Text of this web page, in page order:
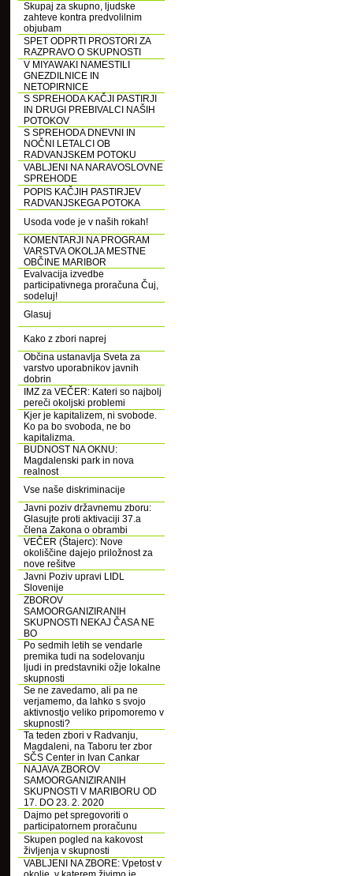
Skupaj za skupno, ljudske
zahteve kontra predvolilnim
objubam
SPET ODPRTI PROSTORI ZA
RAZPRAVO O SKUPNOSTI
V MIYAWAKI NAMESTILI
GNEZDILNICE IN
NETOPIRNICE
S SPREHODA KAČJI PASTIRJI
IN DRUGI PREBIVALCI NAŠIH
POTOKOV
S SPREHODA DNEVNI IN
NOČNI LETALCI OB
RADVANJSKEM POTOKU
VABLJENI NA NARAVOSLOVNE
SPREHODE
POPIS KAČJIH PASTIRJEV
RADVANJSKEGA POTOKA
Usoda vode je v naših rokah!
KOMENTARJI NA PROGRAM
VARSTVA OKOLJA MESTNE
OBČINE MARIBOR
Evalvacija izvedbe
participativnega proračuna Čuj,
sodeluj!
Glasuj
Kako z zbori naprej
Občina ustanavlja Sveta za
varstvo uporabnikov javnih
dobrin
IMZ za VEČER: Kateri so najbolj
pereči okoljski problemi
Kjer je kapitalizem, ni svobode.
Ko pa bo svoboda, ne bo
kapitalizma.
BUDNOST NA OKNU:
Magdalenski park in nova
realnost
Vse naše diskriminacije
Javni poziv državnemu zboru:
Glasujte proti aktivaciji 37.a
člena Zakona o obrambi
VEČER (Štajerc): Nove
okoliščine dajejo priložnost za
nove rešitve
Javni Poziv upravi LIDL
Slovenije
ZBOROV
SAMOORGANIZIRANIH
SKUPNOSTI NEKAJ ČASA NE
BO
Po sedmih letih se vendarle
premika tudi na sodelovanju
ljudi in predstavniki ožje lokalne
skupnosti
Se ne zavedamo, ali pa ne
verjamemo, da lahko s svojo
aktivnostjo veliko pripomoremo v
skupnosti?
Ta teden zbori v Radvanju,
Magdaleni, na Taboru ter zbor
SČS Center in Ivan Cankar
NAJAVA ZBOROV
SAMOORGANIZIRANIH
SKUPNOSTI V MARIBORU OD
17. DO 23. 2. 2020
Dajmo pet spregovoriti o
participatornem proračunu
Skupen pogled na kakovost
življenja v skupnosti
VABLJENI NA ZBORE: Vpetost v